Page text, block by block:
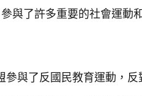
與了許多重要的社會運動
參與了反國民教育運動，反